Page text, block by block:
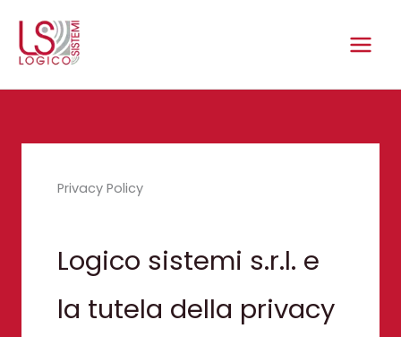
contenuto
Privacy Policy
Logico sistemi s.r.l. e
la tutela della privacy